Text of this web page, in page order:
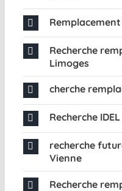
Recherche
Limoges
cherche
Recherche
recherche
Vienne
Recherche